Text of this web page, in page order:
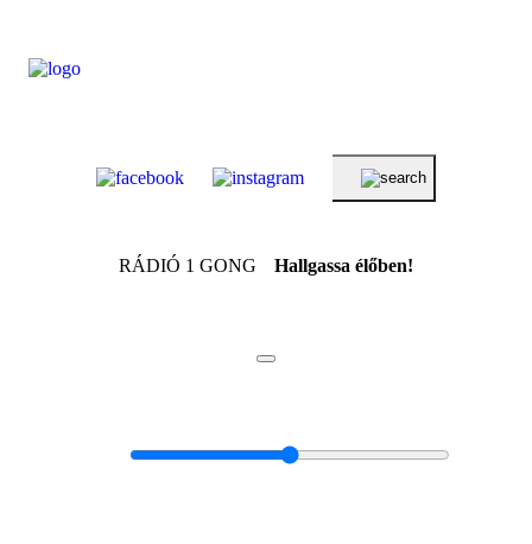
RÁDIÓ 1 GONG Hallgassa élőben!